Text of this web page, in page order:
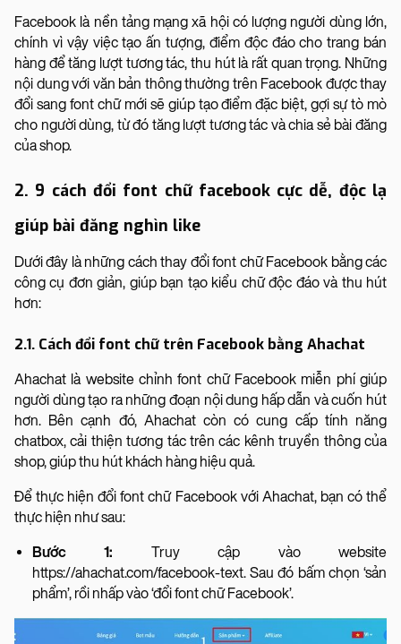
Facebook là nền tảng mạng xã hội có lượng người dùng lớn,
chính vì vậy việc tạo ấn tượng, điểm độc đáo cho trang bán
hàng để tăng lượt tương tác, thu hút là rất quan trọng. Những
nội dung với văn bản thông thường trên Facebook được thay
đổi sang font chữ mới sẽ giúp tạo điểm đặc biệt, gợi sự tò mò
cho người dùng, từ đó tăng lượt tương tác và chia sẻ bài đăng
của shop.
2. 9 cách đổi font chữ facebook cực dễ, độc lạ
giúp bài đăng nghìn like
Dưới đây là những cách thay đổi font chữ Facebook bằng các
công cụ đơn giản, giúp bạn tạo kiểu chữ độc đáo và thu hút
hơn:
2.1. Cách đổi font chữ trên Facebook bằng Ahachat
Ahachat là website chỉnh font chữ Facebook miễn phí giúp
người dùng tạo ra những đoạn nội dung hấp dẫn và cuốn hút
hơn. Bên cạnh đó, Ahachat còn có cung cấp tính năng
chatbox, cải thiện tương tác trên các kênh truyền thông của
shop, giúp thu hút khách hàng hiệu quả.
Để thực hiện đổi font chữ Facebook với Ahachat, bạn có thể
thực hiện như sau:
Bước 1: Truy cập vào website
https://ahachat.com/facebook-text. Sau đó bấm chọn ‘sản
phẩm’, rồi nhấp vào ‘đổi font chữ Facebook’.